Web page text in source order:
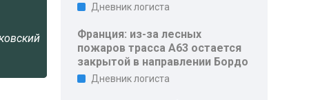
Дневник логиста
Франция: из-за лесных
пожаров трасса A63 остается
закрытой в направлении Бордо
Дневник логиста